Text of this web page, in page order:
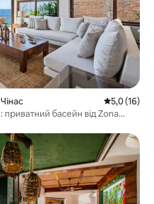
Середня
5,0 (16)
приватний басейн від Zona